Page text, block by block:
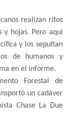
realizan ritos
y hojas. Pero aquí
y los sepultan
de humanos y
en el informe.
Forestal de
un cadáver
Chase La Due